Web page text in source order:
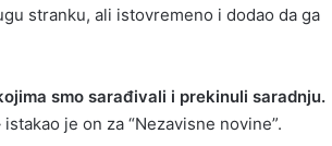
stranku, ali istovremeno i dodao da ga
smo sarađivali i prekinuli saradnju.
istakao je on za “Nezavisne novine”.